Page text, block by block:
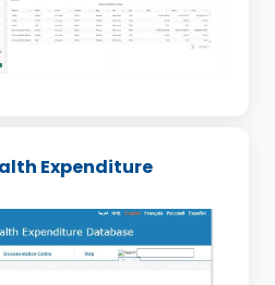
Expenditure